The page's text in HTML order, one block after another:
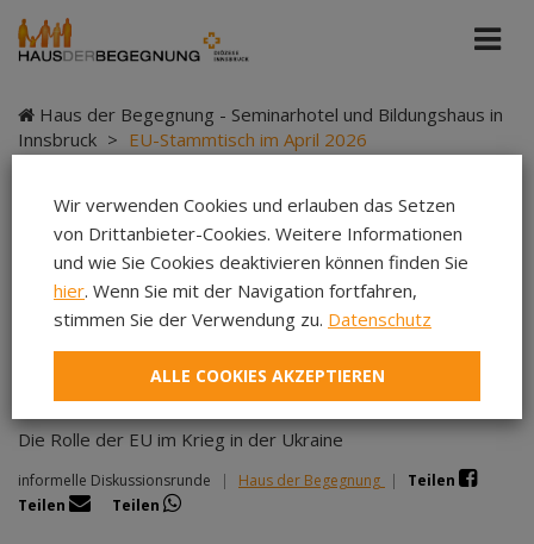
Haus der Begegnung - Seminarhotel und Bildungshaus in
Innsbruck > EU-Stammtisch im April 2026
EU-Stammtisch im
April 2026
Die Rolle der EU im Krieg in der Ukraine
informelle Diskussionsrunde | Haus der Begegnung |
Teilen
Teilen
Teilen
Wir verwenden Cookies und erlauben das Setzen
von Drittanbieter-Cookies. Weitere Informationen
und wie Sie Cookies deaktivieren können finden Sie
hier. Wenn Sie mit der Navigation fortfahren,
stimmen Sie der Verwendung zu. Datenschutz
ALLE COOKIES AKZEPTIEREN